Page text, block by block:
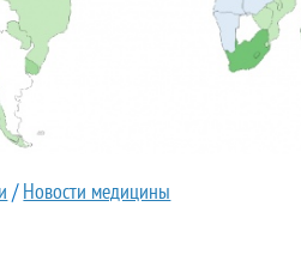
/Новости медицины